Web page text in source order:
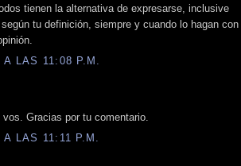
tienen la alternativa de expresarse, inclusive
tu definición, siempre y cuando lo hagan con
LAS 11:08 P.M.
Gracias por tu comentario.
LAS 11:11 P.M.